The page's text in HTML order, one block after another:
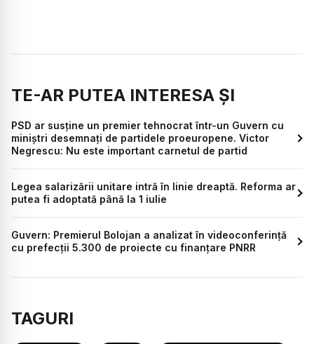
TE-AR PUTEA INTERESA ȘI
PSD ar susține un premier tehnocrat într-un Guvern cu
miniștri desemnați de partidele proeuropene. Victor
Negrescu: Nu este important carnetul de partid
Legea salarizării unitare intră în linie dreaptă. Reforma ar
putea fi adoptată până la 1 iulie
Guvern: Premierul Bolojan a analizat în videoconferință
cu prefecții 5.300 de proiecte cu finanțare PNRR
TAGURI